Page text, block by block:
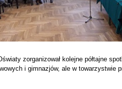
zorganizował kolejne półtajne
i gimnazjów, ale w towarzystwie